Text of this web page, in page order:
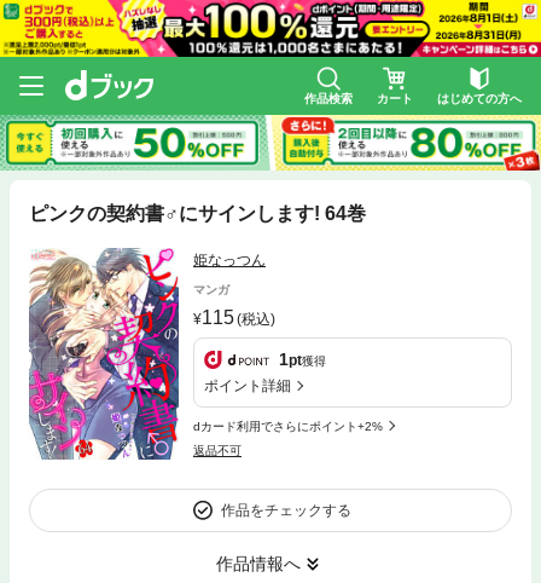
作品検索 カート はじめての方へ
ピンクの契約書♂にサインします! 64巻
姫なっつん
マンガ
115(税込)
1pt獲得
ポイント詳細
dカード利用でさらにポイント+2%
返品不可
作品をチェックする
作品情報へ